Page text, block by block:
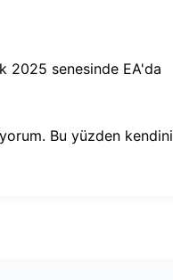
2025 senesinde EA'da
Bu yüzden kendini